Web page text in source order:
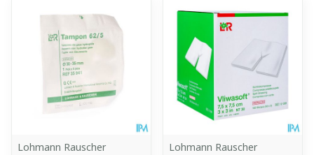
Lohmann Rauscher
Lohmann Rauscher